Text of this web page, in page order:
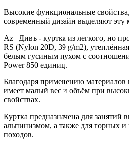
Высокие функциональные
современный дизайн выделяют эту
Az | Дивъ - куртка из легкого, но
RS (Nylon 20D, 39 g/m2),
белым гусиным пухом с
Power 850 единиц.
Благодаря применению материалов
имеет малый вес и объём при
свойствах.
Куртка предназначена для занятий
альпинизмом, а также для горных
походов.